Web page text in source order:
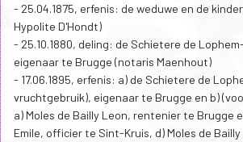
- 25.04.1875, erfenis: de weduwe en de
Hypolite D'Hondt)
- 25.10.1880, deling: de Schietere de
eigenaar te Brugge (notaris Maenhout)
- 17.06.1895, erfenis: a) de Schietere de
vruchtgebruik), eigenaar te Brugge en b)
a) Moles de Bailly Leon, rentenier te Brugge
Emile, officier te Sint-Kruis, d) Moles de